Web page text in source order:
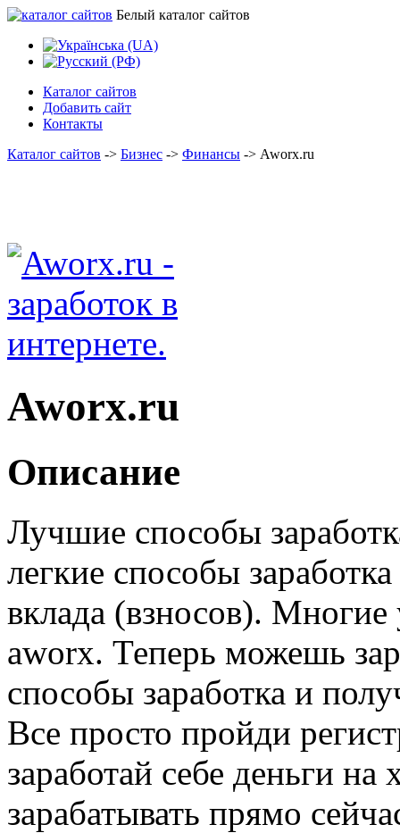
Белый каталог сайтов
Каталог сайтов
Добавить сайт
Контакты
Каталог сайтов -> Бизнес -> Финансы -> Aworx.ru
Aworx.ru
Описание
Лучшие способы
легкие способы
вклада (взносов).
aworx. Теперь можешь
способы заработка и
Все просто пройди
заработай себе деньги
зарабатывать прямо